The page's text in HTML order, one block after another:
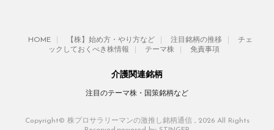
HOME 【株】始め方・やり方など 注目銘柄の推移
チェ
ックしておくべき株情報
テーマ株 免責事項
介護関連銘柄
注目のテーマ株・国策銘柄など
Copyright© 株プロサラリーマンの激推し銘柄通信 , 2026 All Rights